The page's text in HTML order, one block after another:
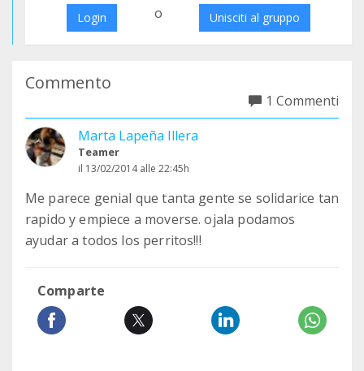
Login o Unisciti al gruppo
Commento
1 Commenti
Marta Lapeña Illera
Teamer
il 13/02/2014 alle 22:45h
Me parece genial que tanta gente se solidarice tan
rapido y empiece a moverse. ojala podamos
ayudar a todos los perritos!!!
Comparte